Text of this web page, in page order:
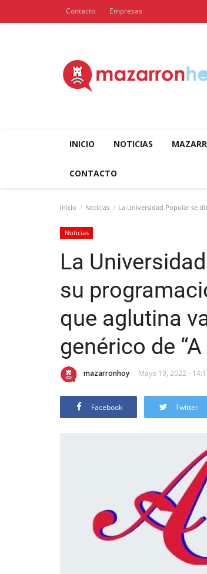
Contacto Empresas
INICIO NOTICIAS
CONTACTO
Inicio Noticias La Universidad Popular se
Noticias
La
su
que aglutina
genérico de “A
mazarronhoy Mayo 19, 2022 -
Facebook Twitter